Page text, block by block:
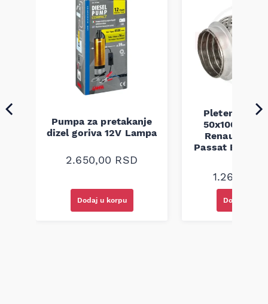
Pumpa za pretakanje
dizel goriva 12V Lampa
2.650,00 RSD
Dodaj u korpu
Pletenica
50x100 Audi
Renault
Passat B5
1.260,00
Dodaj u